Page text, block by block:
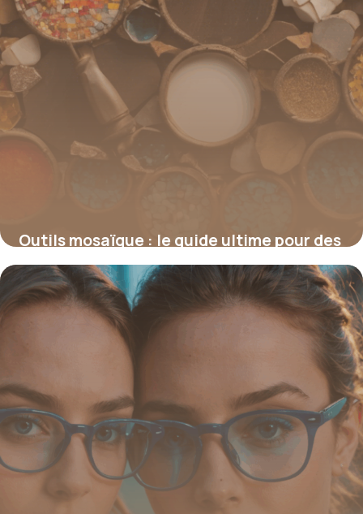
Outils mosaïque : le guide ultime pour des
créations originales et précises
19 juin 2026